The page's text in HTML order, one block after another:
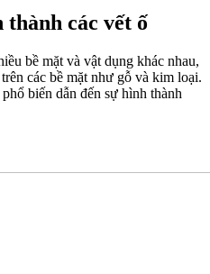
thành các vết ố
bề mặt và vật dụng khác nhau,
các bề mặt như gỗ và kim loại.
biến dẫn đến sự hình thành